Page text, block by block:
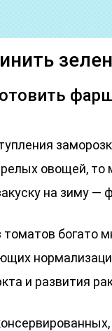
овощей, то
на зиму
томатов богато
и развития